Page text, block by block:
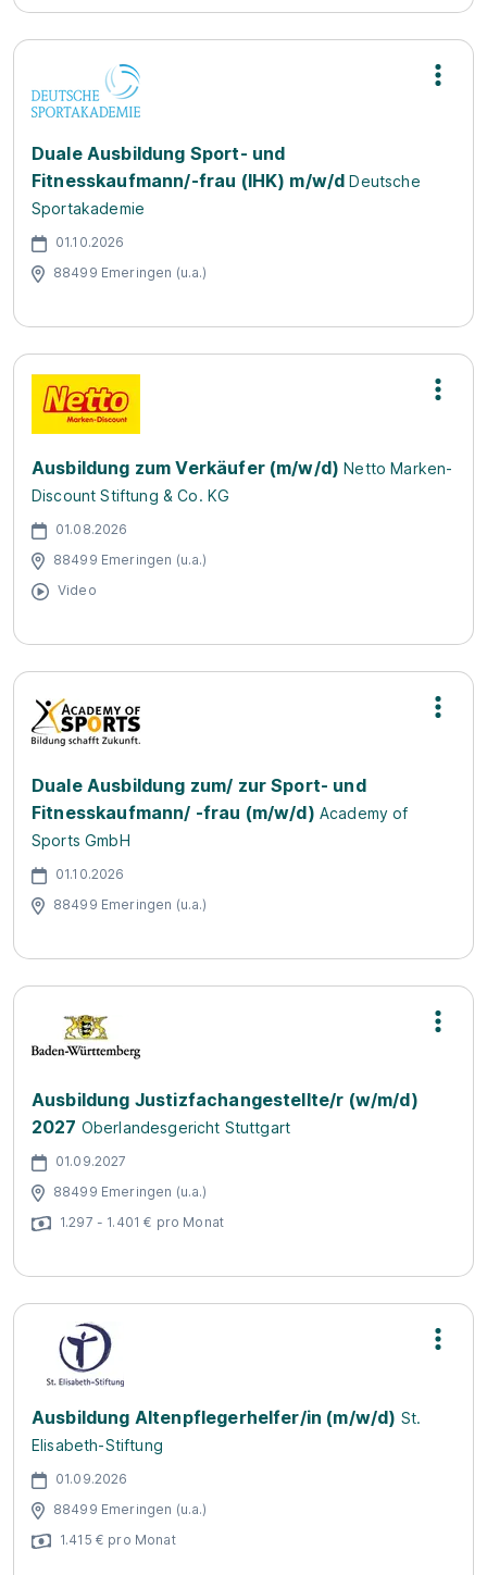
Duale Ausbildung Sport- und
Fitnesskaufmann/-frau (IHK) m/w/d Deutsche
Sportakademie
01.10.2026
88499 Emeringen (u.a.)
Ausbildung zum Verkäufer (m/w/d) Netto Marken-
Discount Stiftung & Co. KG
01.08.2026
88499 Emeringen (u.a.)
Video
Duale Ausbildung zum/ zur Sport- und
Fitnesskaufmann/ -frau (m/w/d) Academy of
Sports GmbH
01.10.2026
88499 Emeringen (u.a.)
Ausbildung Justizfachangestellte/r (w/m/d)
2027 Oberlandesgericht Stuttgart
01.09.2027
88499 Emeringen (u.a.)
1.297 - 1.401 € pro Monat
Ausbildung Altenpflegerhelfer/in (m/w/d) St.
Elisabeth-Stiftung
01.09.2026
88499 Emeringen (u.a.)
1.415 € pro Monat